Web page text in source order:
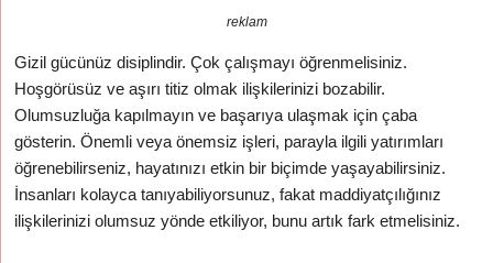
reklam
Gizil gücünüz disiplindir. Çok çalışmayı öğrenmelisiniz.
Hoşgörüsüz ve aşırı titiz olmak ilişkilerinizi bozabilir.
Olumsuzluğa kapılmayın ve başarıya ulaşmak için çaba
gösterin. Önemli veya önemsiz işleri, parayla ilgili yatırımları
öğrenebilirseniz, hayatınızı etkin bir biçimde yaşayabilirsiniz.
İnsanları kolayca tanıyabiliyorsunuz, fakat maddiyatçılığınız
ilişkilerinizi olumsuz yönde etkiliyor, bunu artık fark etmelisiniz.